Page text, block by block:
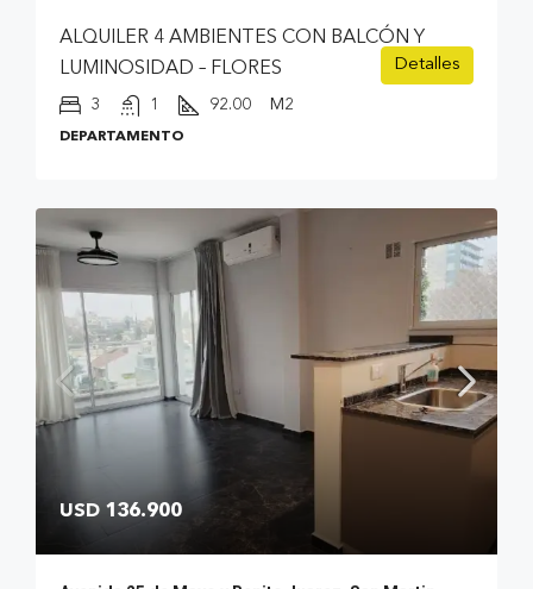
ALQUILER 4 AMBIENTES CON BALCÓN Y
LUMINOSIDAD – FLORES
3 1 92.00 M2
DEPARTAMENTO
Detalles
USD 136.900